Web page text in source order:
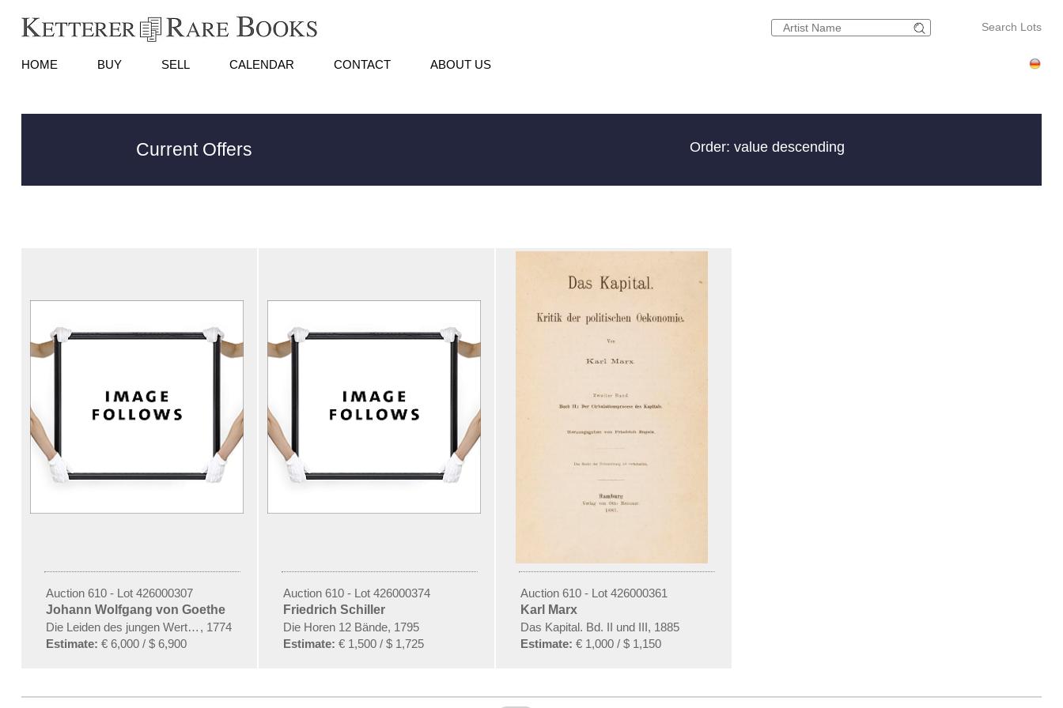
Search Lots
HOME BUY SELL CALENDAR CONTACT ABOUT US
Current Offers Order: value descending
Auction 610 - Lot 426000307
Johann Wolfgang von Goethe
Die Leiden des jungen Werthers
, 1774
Estimate: € 6,000 / $ 6,900
Auction 610 - Lot 426000374
Friedrich Schiller
Die Horen 12 Bände, 1795
Estimate: € 1,500 / $ 1,725
Auction 610 - Lot 426000361
Karl Marx
Das Kapital. Bd. II und III, 1885
Estimate: € 1,000 / $ 1,150